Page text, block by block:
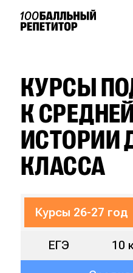
КУРСЫ
К
ИСТОРИИ
КЛАССА
Курсы 26-27 год
ЕГЭ
ЦЕЛЬ
Средняя школа
Курсы 26-27 год
КЛАСС
ПРЕДМЕТ